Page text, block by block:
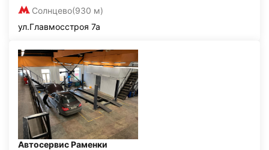
Солнцево(930 м)
ул.Главмосстроя 7а
Автосервис Раменки